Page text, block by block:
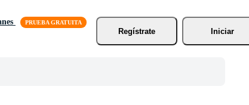
Regístrate
Iniciar